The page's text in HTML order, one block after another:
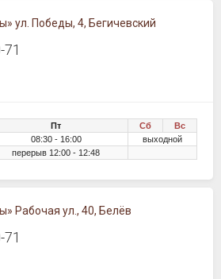
ул. Победы, 4, Бегичевский
Пт Сб
Вс
08:30 - 16:00
выходной
перерыв 12:00 - 12:48
Рабочая ул., 40, Белёв